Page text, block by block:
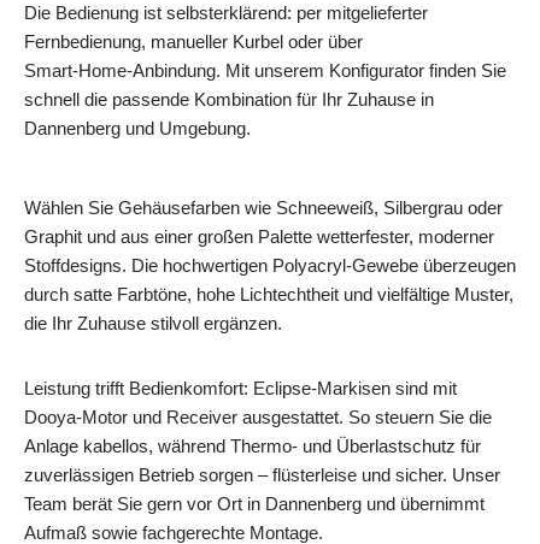
Die Bedienung ist selbsterklärend: per mitgelieferter
Fernbedienung, manueller Kurbel oder über
Smart‑Home‑Anbindung. Mit unserem Konfigurator finden Sie
schnell die passende Kombination für Ihr Zuhause in
Dannenberg und Umgebung.
Wählen Sie Gehäusefarben wie Schneeweiß, Silbergrau oder
Graphit und aus einer großen Palette wetterfester, moderner
Stoffdesigns. Die hochwertigen Polyacryl-Gewebe überzeugen
durch satte Farbtöne, hohe Lichtechtheit und vielfältige Muster,
die Ihr Zuhause stilvoll ergänzen.
Leistung trifft Bedienkomfort: Eclipse‑Markisen sind mit
Dooya‑Motor und Receiver ausgestattet. So steuern Sie die
Anlage kabellos, während Thermo‑ und Überlastschutz für
zuverlässigen Betrieb sorgen – flüsterleise und sicher. Unser
Team berät Sie gern vor Ort in Dannenberg und übernimmt
Aufmaß sowie fachgerechte Montage.